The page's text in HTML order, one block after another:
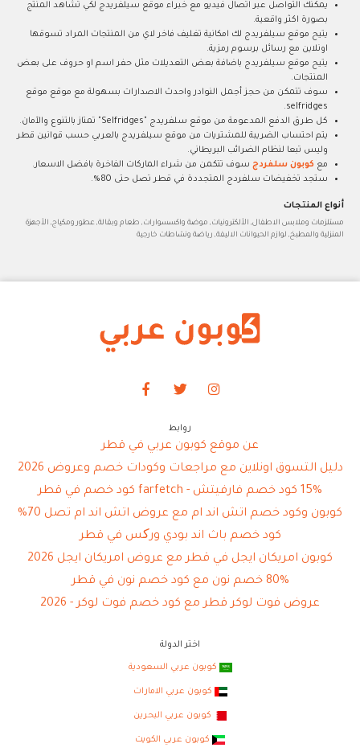
يمكنك التواصل عبر اتصال فيديو مع خبراء موقع سيلفريدج لكي تشاهد المنتج
بصورة اكثر واقعية.
يتيح موقع سيلفريدج لك امكانية تغليف فاخر لاي من المنتجات المراد تسوقها
اونلاين مع رسائل برسوم رمزية.
يتيح موقع سيلفريدج باضافة بعض التعديلات مثل حفر اسم او حروف على بعض
المنتجات.
سوف تتمكن من حجز أجمل النوادر واحدث الاصدارات بسهولة مع موقع موقع
selfridges.
كل طرق الدفع المدعومة من موقع سلفريدج "Selfridges" تمتاز بالتنوع والآمان.
يتم احتساب الضريبة للمشتريات من موقع سيلفريدج بالعربي حسب قوانين قطر
وليس تبعا لنظام الضرائب البريطاني.
معكوبون سلفردج سوف تتكمن من شراء الماركات الفاخرة بافضل الاسعار.
ستجد تخفيضات سلفردج المتجددة في قطر تصل حتى 80%.
أنواع المنتجات
مستلزمات وملابس الاطفال, الألكترونيات, موضة واكسسوارات, طعام وبقالة, عطور ومكياج, الأجهزة
المنزلية والمطبخ, لوازم الحيوانات الاليفة, رياضة ونشاطات خارجية
روابط
عن موقع كوبون عربي في قطر
دليل التسوق اونلاين مع مراجعات وكودات خصم وعروض 2026
15% كود خصم فارفيتش - farfetch كود خصم في قطر
كوبون وكود خصم اتش اند ام مع عروض اتش اند ام تصل 70%
كود خصم باث اند بودي ورکس في قطر
كوبون امريكان ايجل في قطر مع عروض امريكان ايجل 2026
80% خصم نون مع كود خصم نون في قطر
عروض فوت لوكر قطر مع كود خصم فوت لوكر - 2026
اختر الدولة
كوبون عربي السعودية
كوبون عربي الامارات
كوبون عربي البحرين
كوبون عربي الكويت